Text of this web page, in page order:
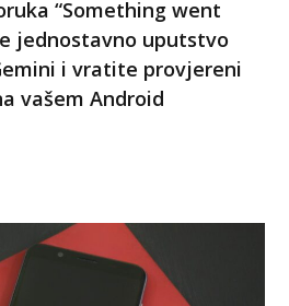
“Something went
jednostavno uputstvo
i vratite provjereni
vašem Android